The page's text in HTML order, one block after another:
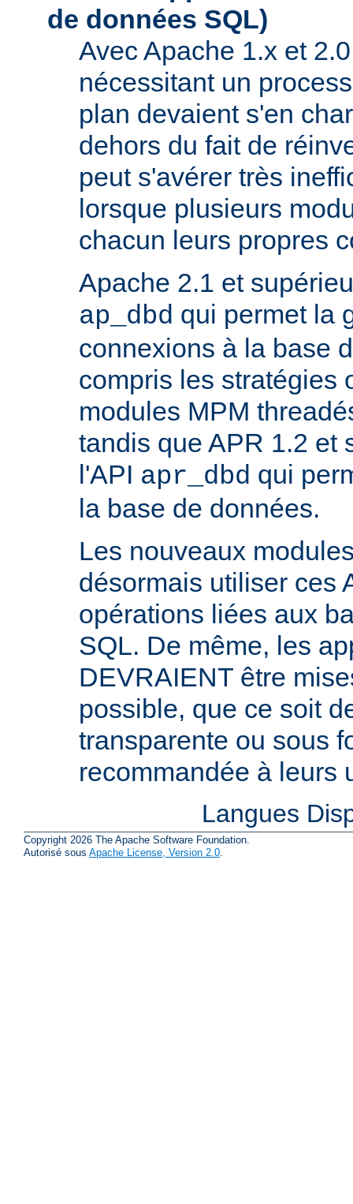
de données SQL)
Avec Apache 1.x et
nécessitant un
plan devaient s'en
dehors du fait de
peut s'avérer très
lorsque plusieurs
chacun leurs propres
Apache 2.1 et
ap_dbd qui permet la
connexions à la base
compris les stratégies
modules MPM
tandis que APR 1.2 et
l'API apr_dbd qui
la base de données.
Les nouveaux
désormais utiliser ces
opérations liées aux
SQL. De même, les
DEVRAIENT être
possible, que ce soit
transparente ou sous
recommandée à leurs
Langues
Copyright 2026 The Apache Software Foundation.
Autorisé sous Apache License, Version 2.0.